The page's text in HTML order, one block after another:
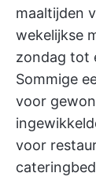
maaltijden
wekelijkse
zondag tot
Sommige
voor
voor